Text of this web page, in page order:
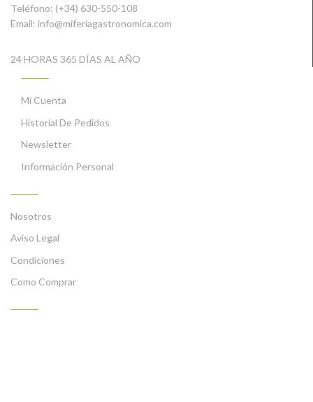
Teléfono: (+34) 630-550-108
Email: info@miferiagastronomica.com
24 HORAS 365 DÍAS AL AÑO
Mi Cuenta
Historial De Pedidos
Newsletter
Información Personal
Nosotros
Aviso Legal
Condiciones
Como Comprar